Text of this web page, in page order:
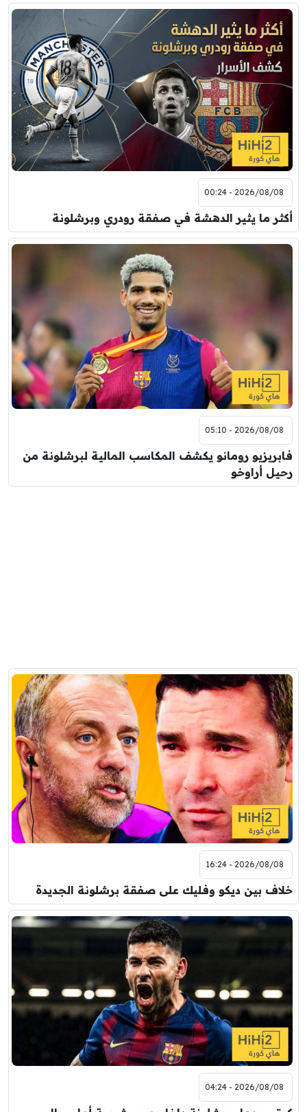
2026/08/08 - 00:24
أكثر ما يثير الدهشة في صفقة رودري وبرشلونة
2026/08/08 - 05:10
فابريزيو رومانو يكشف المكاسب المالية لبرشلونة من
رحيل أراوخو
2026/08/08 - 16:24
خلاف بين ديكو وفليك على صفقة برشلونة الجديدة
2026/08/08 - 04:24